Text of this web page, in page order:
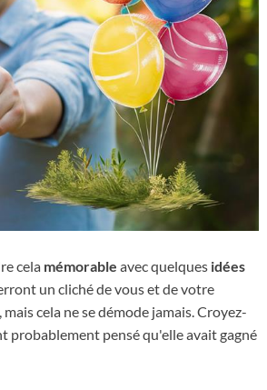
cela mémorable avec quelques idées
un cliché de vous et de votre
cela ne se démode jamais. Croyez-
probablement pensé qu'elle avait gagné